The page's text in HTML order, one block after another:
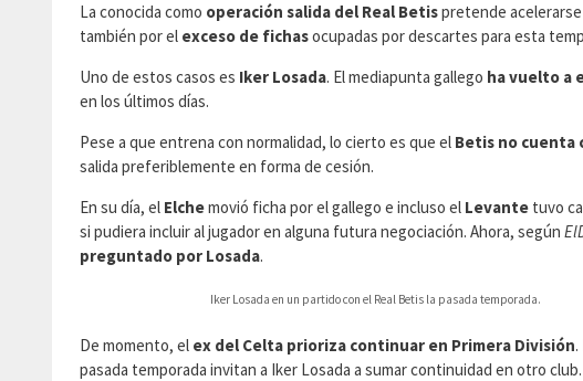
La conocida como operación salida del Real Betispretende
también por el exceso de fichasocupadas por descartes para esta
Uno de estos casos es Iker Losada. El mediapunta gallego ha vuelto a
en los últimos días.
Pese a que entrena con normalidad, lo cierto es que el Betis no cuenta
salida preferiblemente en forma de cesión.
En su día, el Elchemovió ficha por el gallego e incluso el Levante tuvo
si pudiera incluir al jugador en alguna futura negociación. Ahora, según
preguntado por Losada.
Iker Losada en un partido con el Real Betis la pasada temporada.
De momento, el ex del Celta prioriza continuar en Primera División.
pasada temporada invitan a Iker Losada a sumar continuidad en otro club.